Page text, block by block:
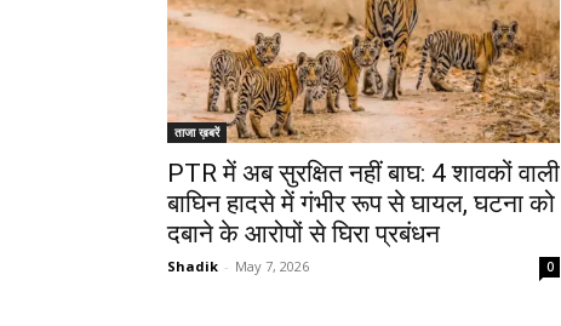
ताजा ख़बरें
PTR में अब सुरक्षित नहीं बाघ: 4 शावकों वाली
बाघिन हादसे में गंभीर रूप से घायल, घटना को
दबाने के आरोपों से घिरा प्रबंधन
Shadik - May 7, 2026 0